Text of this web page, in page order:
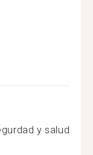
y salud